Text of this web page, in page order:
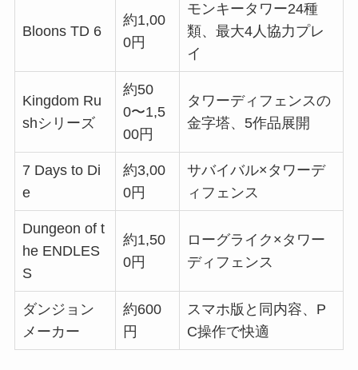
Bloons TD 6
約1,00
0円
モンキータワー24種
類、最大4人協力プレ
イ
Kingdom Ru
shシリーズ
約50
0〜1,5
00円
タワーディフェンスの
金字塔、5作品展開
7 Days to Di
e
約3,00
0円
サバイバル×タワーデ
ィフェンス
Dungeon of t
he ENDLES
S
約1,50
0円
ローグライク×タワー
ディフェンス
ダンジョン
メーカー
約600
円
スマホ版と同内容、P
C操作で快適